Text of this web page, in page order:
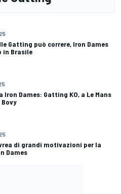
Gatting può correre, Iron Dames
in Brasile
Iron Dames: Gatting KO, a Le Mans
di grandi motivazioni per la
Dames